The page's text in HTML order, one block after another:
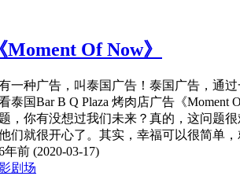
Of Now》
一种广告，叫泰国广告！泰国广告，通
泰国Bar B Q Plaza 烤肉店广告《
，你有没想过我们未来？真的，这问题
们就很开心了。其实，幸福可以很简单
年前 (2020-03-17)
剧场